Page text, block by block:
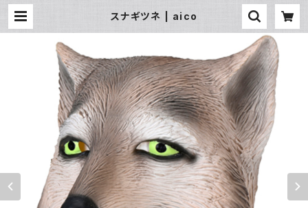
スナギツネ | aico